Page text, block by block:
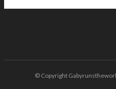
© Copyright